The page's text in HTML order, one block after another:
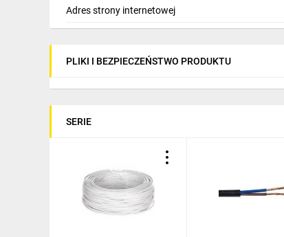
Adres strony internetowej
PLIKI I BEZPIECZEŃSTWO PRODUKTU
SERIE